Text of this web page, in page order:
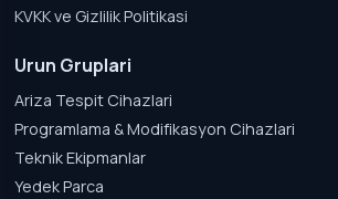
KVKK ve Gizlilik Politikasi
Urun Gruplari
Ariza Tespit Cihazlari
Programlama & Modifikasyon Cihazlari
Teknik Ekipmanlar
Yedek Parca